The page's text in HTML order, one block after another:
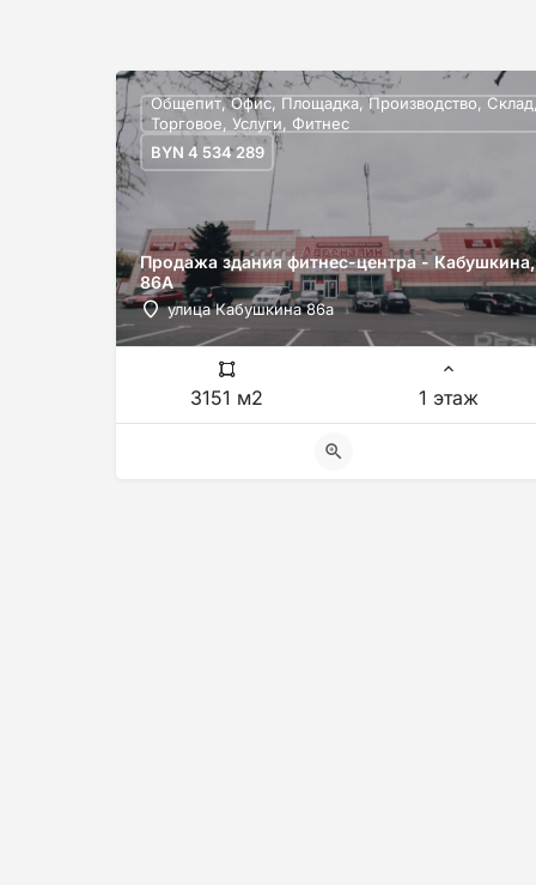
Продажа здания фитнес-центра - Кабушкина,
86А
улица Кабушкина 86а
Общепит, Офис, Площадка, Производство,
Торговое, Услуги, Фитнес
BYN 4 534 289
3151 м2 1 этаж